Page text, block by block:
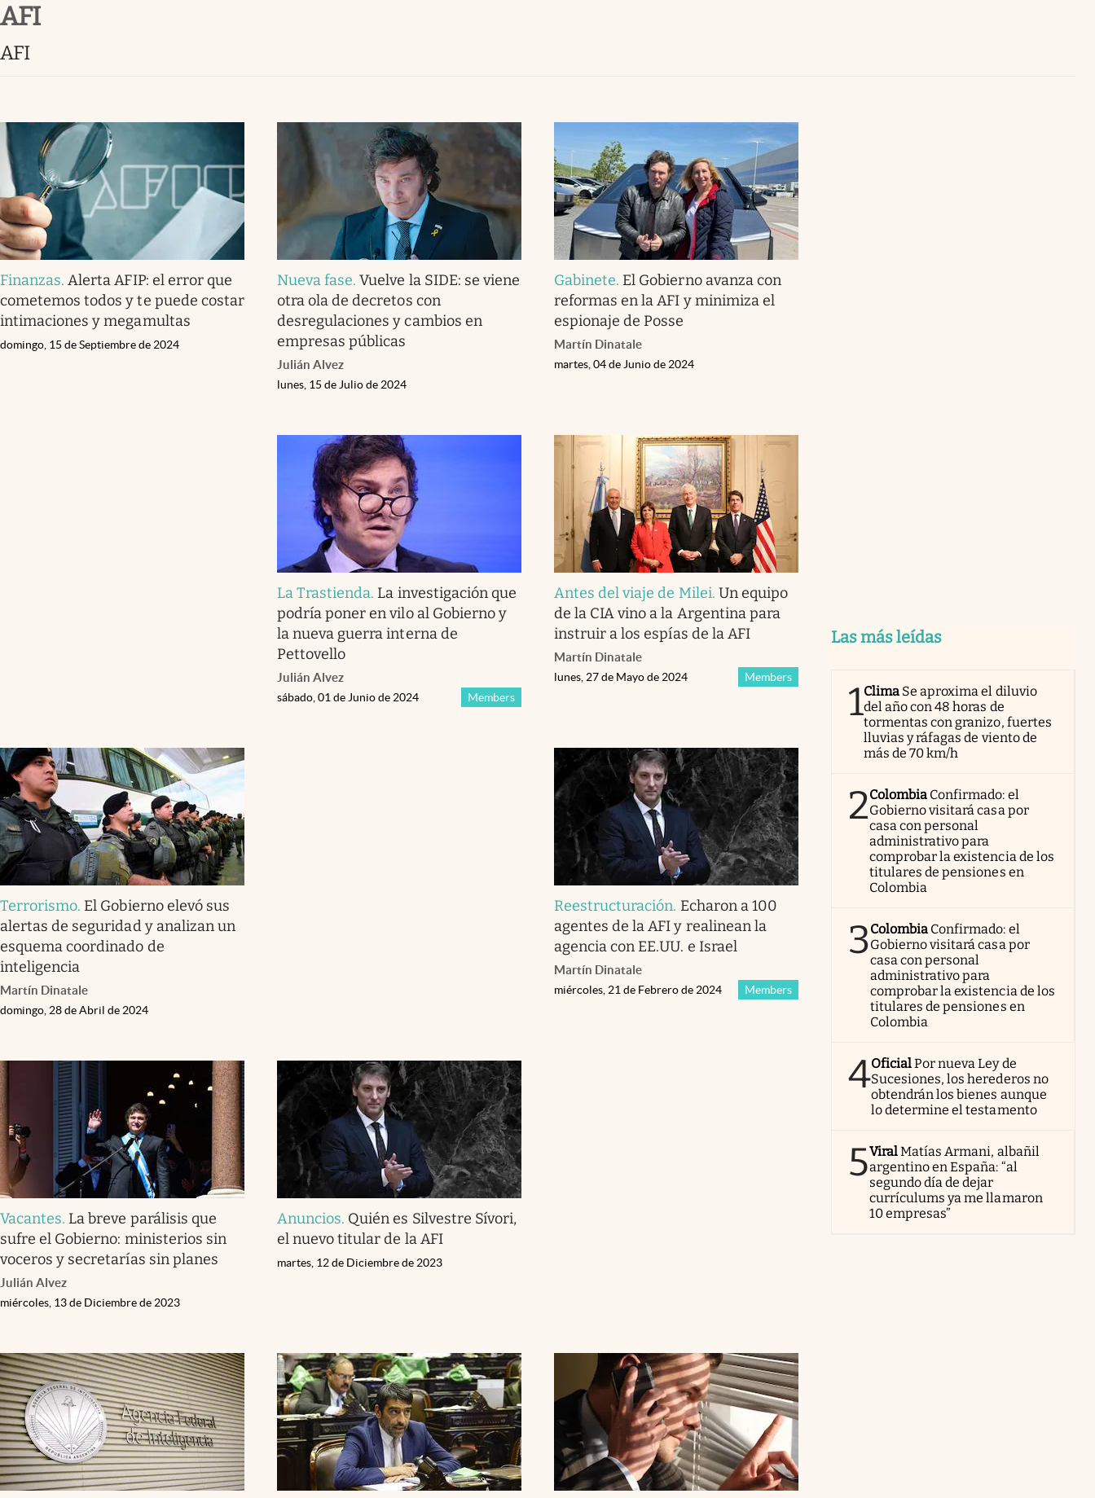
Infotechnology
Eventos Corporativos
El Cronista Studio
Mediakit
abre en nueva pestaña
AFI
AFI
Finanzas.Alerta AFIP: el error que
cometemos todos y te puede costar
intimaciones y megamultas
domingo, 15 de Septiembre de 2024
Nueva fase.Vuelve la SIDE: se viene
otra ola de decretos con
desregulaciones y cambios en
empresas públicas
Julián Alvez
lunes, 15 de Julio de 2024
Gabinete. El Gobierno avanza con
reformas en la AFI y minimiza el
espionaje de Posse
Martín Dinatale
martes, 04 de Junio de 2024
La Trastienda. La investigación que
podría poner en vilo al Gobierno y
la nueva guerra interna de
Pettovello
Julián Alvez
Members
sábado, 01 de Junio de 2024
Antes del viaje de Milei. Un equipo
de la CIA vino a la Argentina para
instruir a los espías de la AFI
Martín Dinatale
Members
lunes, 27 de Mayo de 2024
Terrorismo. El Gobierno elevó sus
alertas de seguridad y analizan un
esquema coordinado de
inteligencia
Martín Dinatale
domingo, 28 de Abril de 2024
Reestructuración. Echaron a 100
agentes de la AFI y realinean la
agencia con EE.UU. e Israel
Martín Dinatale
Members
miércoles, 21 de Febrero de 2024
Vacantes. La breve parálisis que
sufre el Gobierno: ministerios sin
voceros y secretarías sin planes
Julián Alvez
miércoles, 13 de Diciembre de 2023
Anuncios. Quién es Silvestre Sívori,
el nuevo titular de la AFI
martes, 12 de Diciembre de 2023
Las más leídas
1Clima Se aproxima el diluvio
del año con 48 horas de
tormentas con granizo, fuertes
lluvias y ráfagas de viento de
más de 70 km/h
2Colombia Confirmado: el
Gobierno visitará casa por
casa con personal
administrativo para
comprobar la existencia de los
titulares de pensiones en
Colombia
3Colombia Confirmado: el
Gobierno visitará casa por
casa con personal
administrativo para
comprobar la existencia de los
titulares de pensiones en
Colombia
4OficialPor nueva Ley de
Sucesiones, los herederos no
obtendrán los bienes aunque
lo determine el testamento
5ViralMatías Armani, albañil
argentino en España: “al
segundo día de dejar
currículums ya me llamaron
10 empresas”